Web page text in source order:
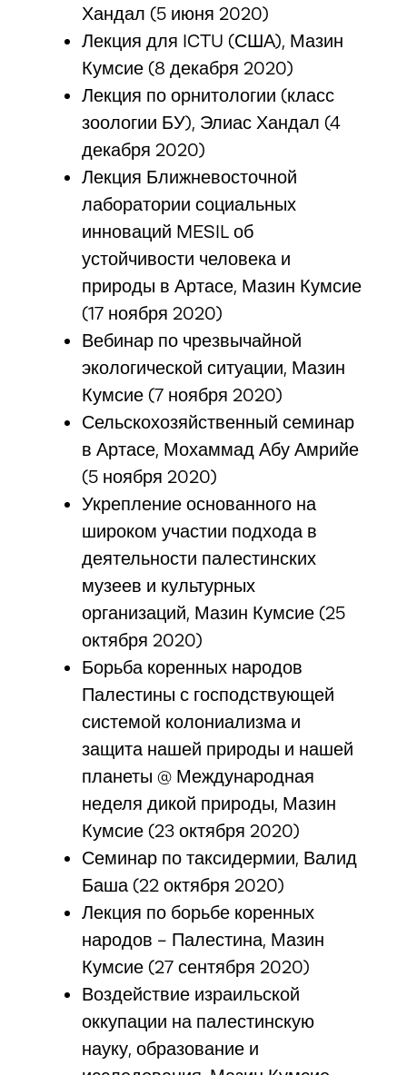
Хандал (5 июня 2020)
Лекция для ICTU (США), Мазин
Кумсие (8 декабря 2020)
Лекция по орнитологии (класс
зоологии БУ), Элиас Хандал (4
декабря 2020)
Лекция Ближневосточной
лаборатории социальных
инноваций MESIL об
устойчивости человека и
природы в Артасе, Мазин Кумсие
(17 ноября 2020)
Вебинар по чрезвычайной
экологической ситуации, Мазин
Кумсие (7 ноября 2020)
Сельскохозяйственный семинар
в Артасе, Мохаммад Абу Амрийе
(5 ноября 2020)
Укрепление основанного на
широком участии подхода в
деятельности палестинских
музеев и культурных
организаций, Мазин Кумсие (25
октября 2020)
Борьба коренных народов
Палестины с господствующей
системой колониализма и
защита нашей природы и нашей
планеты @ Международная
неделя дикой природы, Мазин
Кумсие (23 октября 2020)
Семинар по таксидермии, Валид
Баша (22 октября 2020)
Лекция по борьбе коренных
народов - Палестина, Мазин
Кумсие (27 сентября 2020)
Воздействие израильской
оккупации на палестинскую
науку, образование и